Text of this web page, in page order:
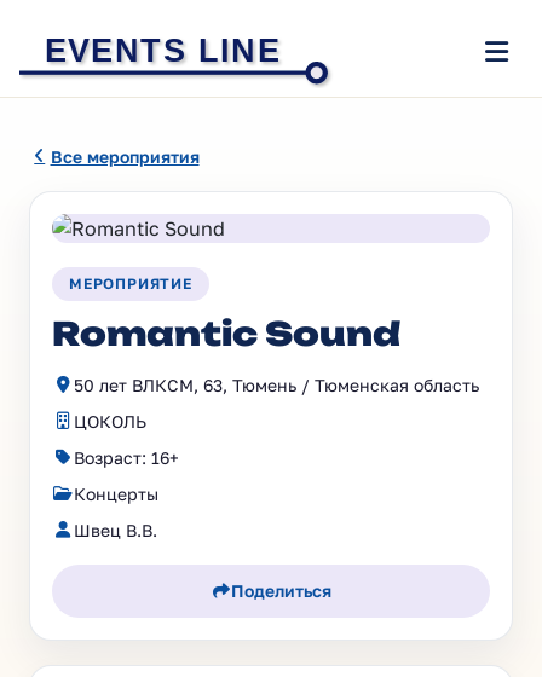
EVENTS LINE
Все мероприятия
МЕРОПРИЯТИЕ
Romantic Sound
50 лет ВЛКСМ, 63, Тюмень / Тюменская область
ЦОКОЛЬ
Возраст: 16+
Концерты
Швец В.В.
Поделиться